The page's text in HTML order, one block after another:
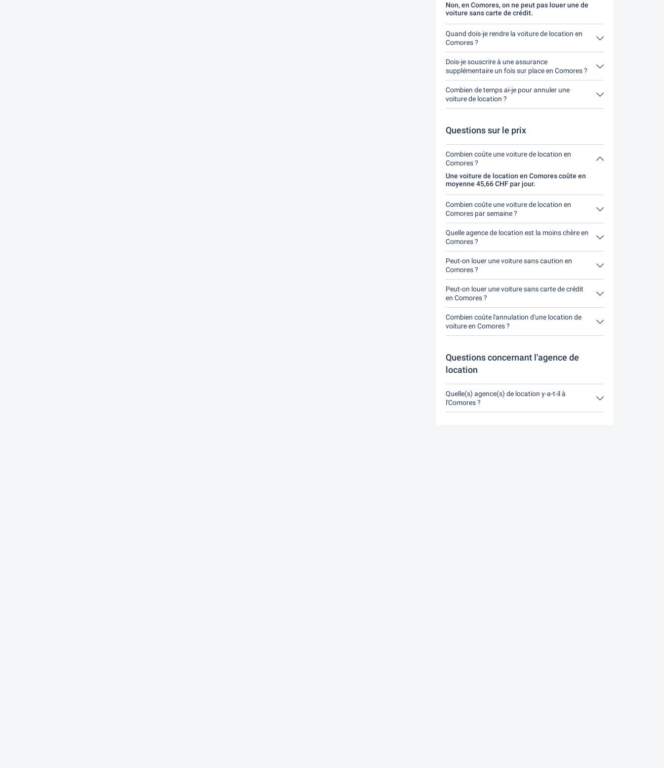
Non, en Comores, on ne peut pas louer une de
voiture sans carte de crédit.
Quand dois-je rendre la voiture de location en
Comores ?
En principe, tu peux rendre la voiture de location à
n'importe quel moment de la journée. Il est
seulement important que tu ne rendes pas la
voiture de location plus tard que le délai indiqué
Dois-je souscrire à une assurance
supplémentaire un fois sur place en Comores ?
Réserve de préférence l'assurance casco
complète sans franchise par notre intermédiaire.
Ainsi, tu n'auras pas besoin de souscrire une autre
Combien de temps ai-je pour annuler une
voiture de location ?
Tu as jusqu'à 24 heures avant la location pour
Questions sur le prix
Combien coûte une voiture de location en
Comores ?
Une voiture de location en Comores coûte en
moyenne 45,66 CHF par jour.
Combien coûte une voiture de location en
Comores par semaine ?
Une voiture de location en Comores coûte en
moyenne 319,61 CHF par semaine (45,66 CHF par
jour).
Quelle agence de location est la moins chère en
Comores ?
DooRental est l'agence de location la moins chère
en Comores. Une location coûte 182,64 CHF pour
4 jours.
Peut-on louer une voiture sans caution en
Comores ?
Non, malheureusement, il n'est actuellement pas
possible de en Comores louer une voiture sans
caution.
Peut-on louer une voiture sans carte de crédit
en Comores ?
Non, malheureusement, il n'est actuellement pas
possible de en Comores louer une voiture sans
carte de crédit.
Combien coûte l'annulation d'une location de
voiture en Comores ?
Jusqu'à 24 heures avant la location, l'annulation
Questions concernant l'agence de
location
Quelle(s) agence(s) de location y-a-t-il à
l'Comores ?
A l'Comores, la seule agence de location est BSP